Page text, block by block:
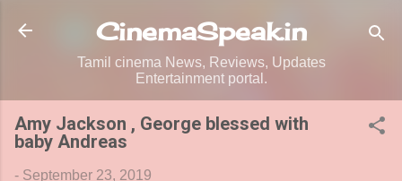
Skip to main content
CinemaSpeak.in
Tamil cinema News, Reviews, Updates
Entertainment portal.
Amy Jackson , George blessed with
baby Andreas
- September 23, 2019